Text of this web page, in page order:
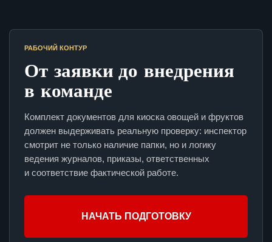
РАБОЧИЙ КОНТУР
От заявки до внедрения
в команде
Комплект документов для киоска овощей и фруктов
должен выдерживать реальную проверку: инспектор
смотрит не только наличие папки, но и логику
ведения журналов, приказы, ответственных
и соответствие фактической работе.
НАЧАТЬ ПОДГОТОВКУ